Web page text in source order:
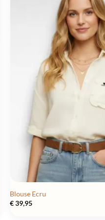
Blouse Ecru
€39,95